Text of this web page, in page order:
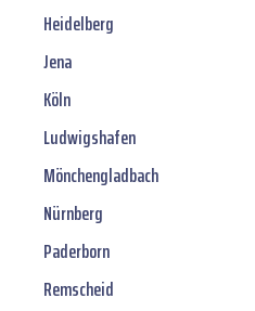
Heidelberg
Jena
Köln
Ludwigshafen
Mönchengladbach
Nürnberg
Paderborn
Remscheid